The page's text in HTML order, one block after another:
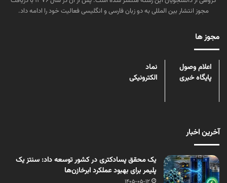
مجوز انتشار بین المللی به دو زبان فارسی و انگلیسی فعالیت خود را ادامه داد.
مجوز ها
اعلام وصول
پایگاه خبری
نماد
الکترونیکی
آخرین اخبار
یک محقق پسادکتری در کشور توسعه داد: سنتز یک
پلیمر برای بهبود عملکرد ابرخازن‌ها